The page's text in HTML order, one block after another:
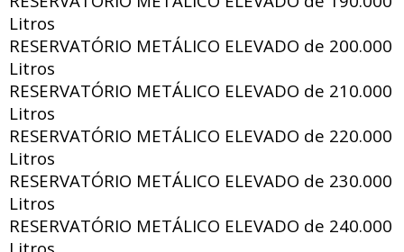
Litros
RESERVATÓRIO METÁLICO ELEVADO de 200.000
Litros
RESERVATÓRIO METÁLICO ELEVADO de 210.000
Litros
RESERVATÓRIO METÁLICO ELEVADO de 220.000
Litros
RESERVATÓRIO METÁLICO ELEVADO de 230.000
Litros
RESERVATÓRIO METÁLICO ELEVADO de 240.000